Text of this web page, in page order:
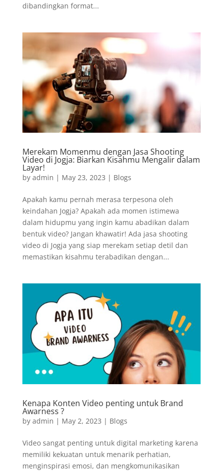
dibandingkan format...
Merekam Momenmu dengan Jasa Shooting
Video di Jogja: Biarkan Kisahmu Mengalir dalam
Layar!
by admin | May 23, 2023 | Blogs
Apakah kamu pernah merasa terpesona oleh
keindahan Jogja? Apakah ada momen istimewa
dalam hidupmu yang ingin kamu abadikan dalam
bentuk video? Jangan khawatir! Ada jasa shooting
video di Jogja yang siap merekam setiap detil dan
memastikan kisahmu terabadikan dengan...
Kenapa Konten Video penting untuk Brand
Awarness ?
by admin | May 2, 2023 | Blogs
Video sangat penting untuk digital marketing karena
memiliki kekuatan untuk menarik perhatian,
menginspirasi emosi, dan mengkomunikasikan